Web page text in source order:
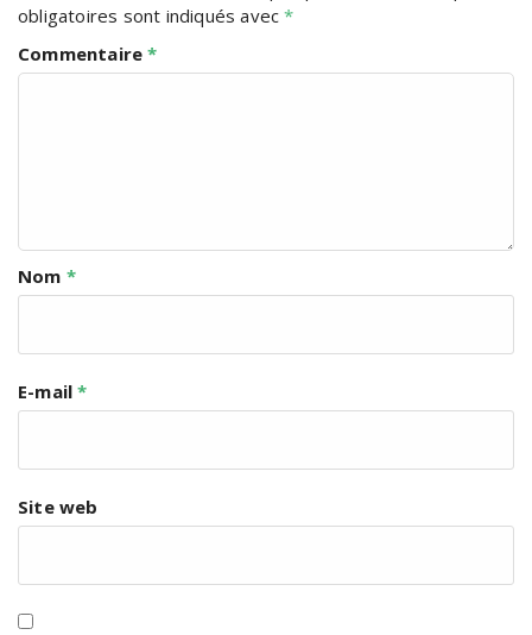
obligatoires sont indiqués avec*
Commentaire*
Nom *
E-mail*
Site web